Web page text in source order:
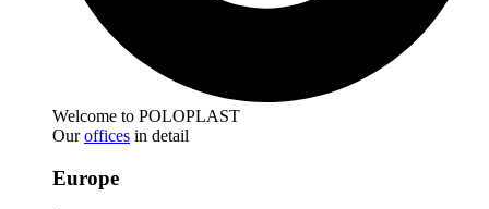
Welcome to POLOPLAST
Ouroffices in detail
Europe